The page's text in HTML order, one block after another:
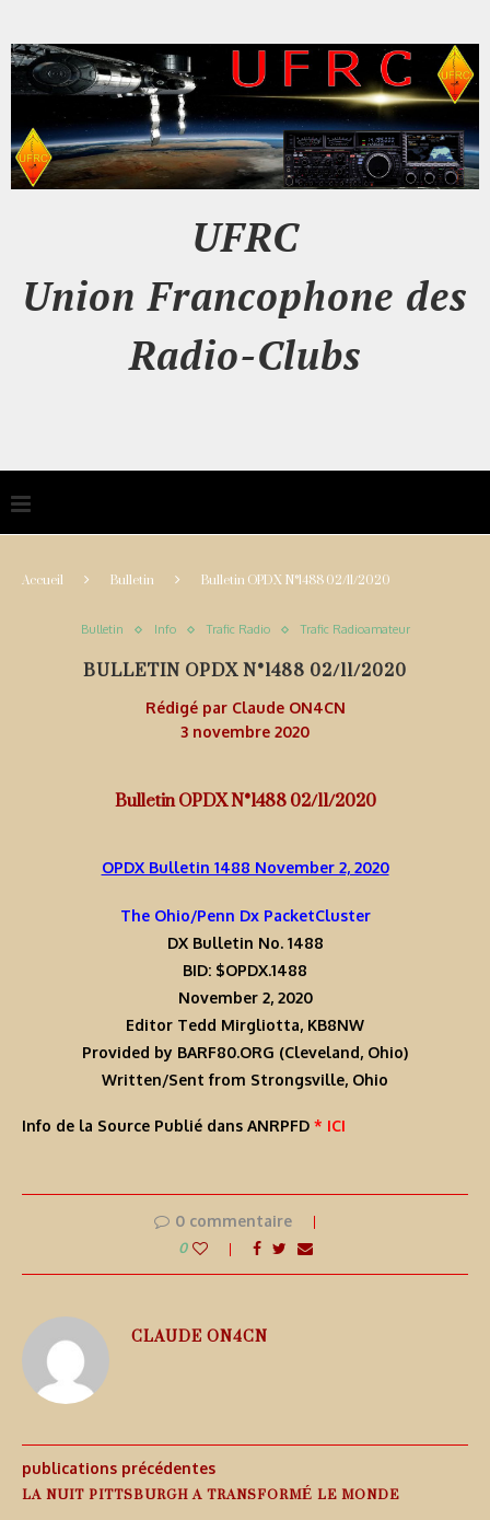
UFRC
Union Francophone des
Radio-Clubs
Accueil Bulletin Bulletin OPDX N°1488 02/11/2020
Bulletin Info Trafic Radio Trafic Radioamateur
BULLETIN OPDX N°1488 02/11/2020
Rédigé par Claude ON4CN
3 novembre 2020
Bulletin OPDX N°1488 02/11/2020
OPDX Bulletin 1488 November 2, 2020
The Ohio/Penn Dx PacketCluster
DX Bulletin No. 1488
BID: $OPDX.1488
November 2, 2020
Editor Tedd Mirgliotta, KB8NW
Provided by BARF80.ORG (Cleveland, Ohio)
Written/Sent from Strongsville, Ohio
Info de la Source Publié dans ANRPFD * ICI
0 commentaire
0
CLAUDE ON4CN
publications précédentes
LA NUIT PITTSBURGH A TRANSFORMÉ LE MONDE